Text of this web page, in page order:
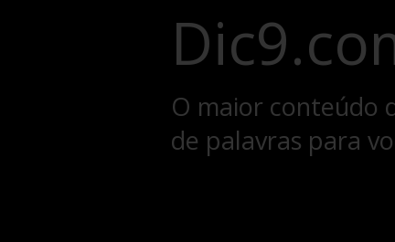
O maior conteúdo
de palavras para